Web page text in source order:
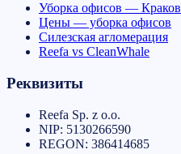
Уборка офисов — Краков
Цены — уборка офисов
Силезская агломерация
Reefa vs CleanWhale
Реквизиты
Reefa Sp. z o.o.
NIP: 5130266590
REGON: 386414685